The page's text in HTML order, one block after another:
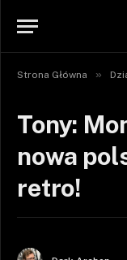
Strona Główna »
Tony:
nowa
retro!